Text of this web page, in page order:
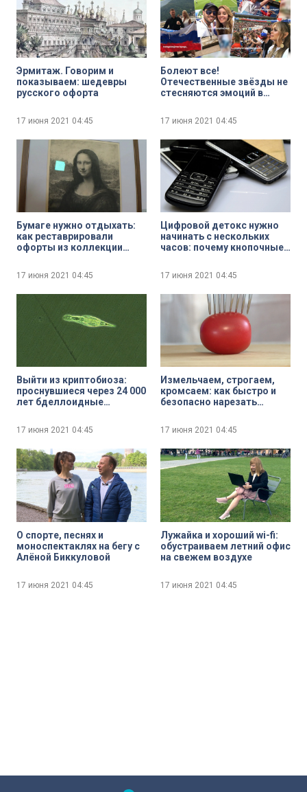
Эрмитаж. Говорим и
показываем: шедевры
русского офорта
17 июня 2021 04:45
Болеют все!
Отечественные звёзды не
стесняются эмоций в
17 июня 2021 04:45
Бумаге нужно отдыхать:
как реставрировали
офорты из коллекции
17 июня 2021 04:45
Цифровой детокс нужно
начинать с нескольких
часов: почему кнопочные
17 июня 2021 04:45
Выйти из криптобиоза:
проснувшиеся через 24 000
лет бделлоидные
размножаться
17 июня 2021 04:45
Измельчаем, строгаем,
кромсаем: как быстро и
безопасно нарезать
17 июня 2021 04:45
О спорте, песнях и
моноспектаклях на бегу с
Алёной Биккуловой
17 июня 2021 04:45
Лужайка и хороший wi-fi:
обустраиваем летний офис
на свежем воздухе
17 июня 2021 04:45